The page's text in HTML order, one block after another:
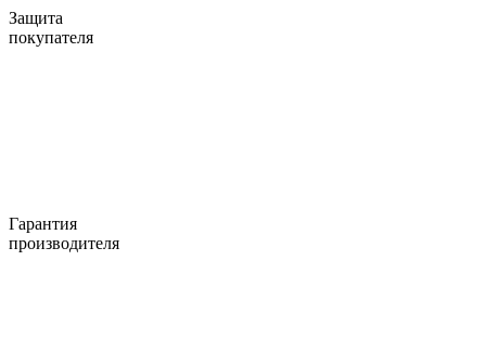
Защита
покупателя
Гарантия
производителя